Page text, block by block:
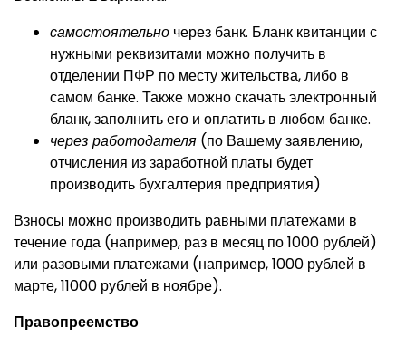
самостоятельно через банк. Бланк квитанции с
нужными реквизитами можно получить в
отделении ПФР по месту жительства, либо в
самом банке. Также можно скачать электронный
бланк, заполнить его и оплатить в любом банке.
через работодателя (по Вашему заявлению,
отчисления из заработной платы будет
производить бухгалтерия предприятия)
Взносы можно производить равными платежами в
течение года (например, раз в месяц по 1000 рублей)
или разовыми платежами (например, 1000 рублей в
марте, 11000 рублей в ноябре).
Правопреемство